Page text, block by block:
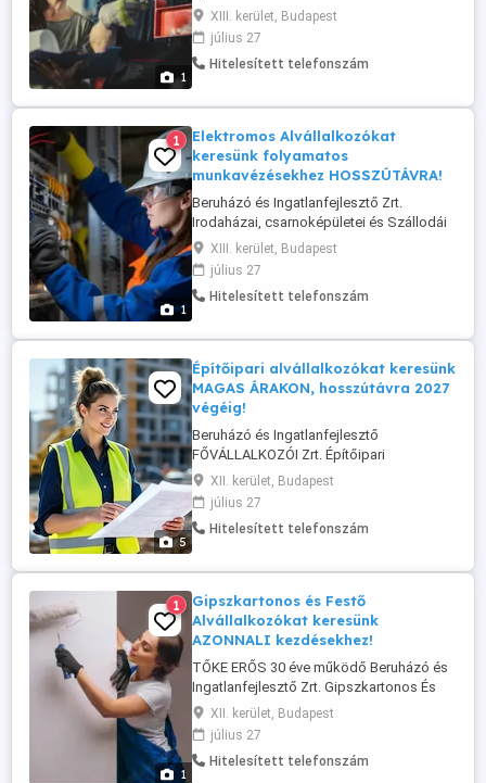
1
lakatos elemek ( kerítések, korlátok,
kapuk, rácsok, géptartó konzolok,
hanggátló falak, acél tetőszerkezetek,
födém acélkiváltások ) gyártásához és
lakatos alvállalkozókat, cégeket
hosszútávra ...
XIII. kerület, Budapest
július 27
Hitelesített telefonszám
1
1
Elektromos Alvállalkozókat
keresünk folyamatos
munkavézésekhez HOSSZÚTÁVRA!
Beruházó és Ingatlanfejlesztő Zrt.
Irodaházai, csarnoképületei és Szállodái
építéseihez minőségi, magyar
alvállalkozó cégeket keres budapesti,
Észak-Kelet magyarországi és Észak
Dunántúli munkaterületeinkhez
munkák elvégzése lenne 4-6 fős
alvállalkozói cégek részére. ...
XIII. kerület, Budapest
július 27
Hitelesített telefonszám
5
Építőipari alvállalkozókat keresünk
MAGAS ÁRAKON, hosszútávra 2027
végéig!
Beruházó és Ingatlanfejlesztő
FŐVÁLLALKOZÓI Zrt. Építőipari
alvállalkozókat keres 2027 végéig, 20-30
folyamatban lévő budapesti, kelet
magyarországi, alföldi és dunántúli
munkaterületeinkhez! Munkáink
hostelek, medencés luxus villa és
lakóparkok! Minőségi 4-10 ...
XII. kerület, Budapest
július 27
Hitelesített telefonszám
1
1
Gipszkartonos és Festő
Alvállalkozókat keresünk
AZONNALI kezdésekhez!
TŐKE ERŐS 30 éve működő Beruházó és
Ingatlanfejlesztő Zrt. Gipszkartonos És
Festő Cégeket és Alvállalkozókat keres
több éves munkákra AZONNALI
kezdésekkel, budapesti, Észak-Kelet
magyarországi és Észak Dunántúli
XII. kerület, Budapest
július 27
Hitelesített telefonszám